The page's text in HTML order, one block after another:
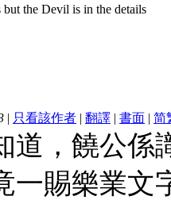
the Devil is in the details
| 只看該作者 | 翻譯 | 書面 | 简
道，饒公係
一賜樂業文